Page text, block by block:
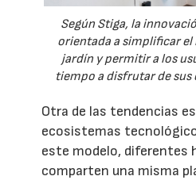
Según Stiga, la
orientada a simplificar
jardín y permitir a los
tiempo a disfrutar de sus
Otra de las tendencias
ecosistemas
este modelo, diferentes
comparten una misma